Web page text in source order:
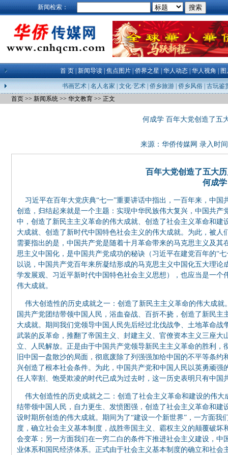
新闻检索：
首 页|新闻导读|焦点图片|侨界之星|华人动态|华人视角|图
书画艺术| 名人名家 文化·艺术| 侨乡旅游| 侨乡风俗| 古玩鉴
首页 >> 新闻系统 >> 华文教育 >> 正文
何成学 百年大党创造了五
来源： 华侨传媒网 录入时
百年大党创造了五大
何成学
习近平在百年大党庆典“七一”重要讲话中指出，一百年来，中国
创造，归结起来就是一个主题：实现中华民族伟大复兴，中国共
中，创造了新民主主义革命的伟大成就、创造了社会主义革命和
大成就、创造了新时代中国特色社会主义的伟大成就。为此，被
需要指出的是，中国共产党是随着十月革命带来的马克思主义及
思主义中国化，是中国共产党成功的秘诀（习近平在建党百年的“
以说，中国共产党百年来所凝结形成的马克思主义中国化五大理
学发展观、习近平新时代中国特色社会主义思想），也应当是一
伟大成就。
伟大创造性的历史成就之一：创造了新民主主义革命的伟大成就
国共产党团结带领中国人民，浴血奋战、百折不挠，创造了新民
大成就。期间我们党领导中国人民先后经过北伐战争、土地革命
武装的反革命，推翻了帝国主义、封建主义、官僚资本主义三座
立、人民解放。正是由于中国共产党领导新民主主义革命的胜利
旧中国一盘散沙的局面，彻底废除了列强强加给中国的不平等条
兴创造了根本社会条件。为此，中国共产党和中国人民以英勇顽
任人宰割、饱受欺凌的时代已成为过去时，这一历史表明只有中国
伟大创造性的历史成就之二：创造了社会主义革命和建设的伟大
结带领中国人民，自力更生、发愤图强，创造了社会主义革命和
设时期所创造的伟大成就。期间为了“建设一个新世界”，一方面
度，确立社会主义基本制度，战胜帝国主义、霸权主义的颠覆破
会变革；另一方面我们在一穷二白的条件下推进社会主义建设，
业体系和国民经济体系。正式由于社会主义基本制度的确立和社